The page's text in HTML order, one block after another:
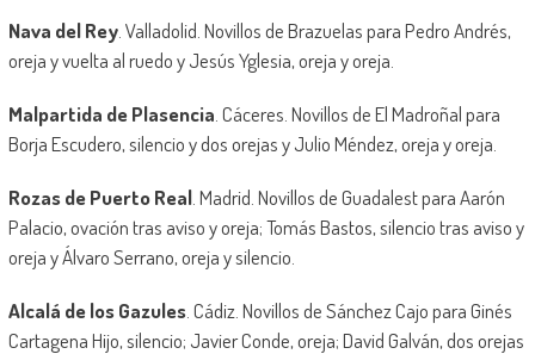
Nava del Rey. Valladolid. Novillos de Brazuelas para Pedro Andrés,
oreja y vuelta al ruedo y Jesús Yglesia, oreja y oreja.
Malpartida de Plasencia . Cáceres. Novillos de El Madroñal para
Borja Escudero, silencio y dos orejas y Julio Méndez, oreja y oreja.
Rozas de Puerto Real. Madrid. Novillos de Guadalest para Aarón
Palacio, ovación tras aviso y oreja; Tomás Bastos, silencio tras aviso y
oreja y Álvaro Serrano, oreja y silencio.
Alcalá de los Gazules. Cádiz. Novillos de Sánchez Cajo para Ginés
Cartagena Hijo, silencio; Javier Conde, oreja; David Galván, dos orejas